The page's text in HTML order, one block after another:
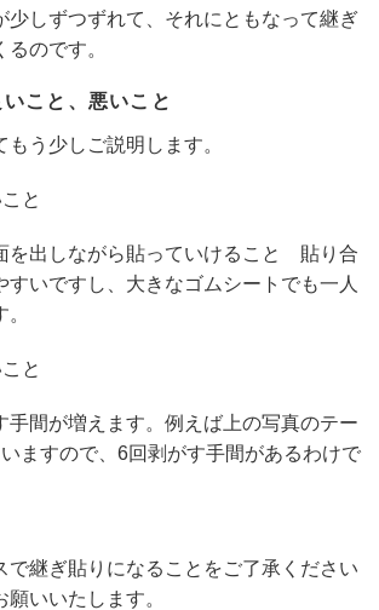
少しずつずれて、それにともなって継ぎ
のです。
こと、悪いこと
う少しご説明します。
と
を出しながら貼っていけること 貼り合
すいですし、大きなゴムシートでも一人
と
手間が増えます。例えば上の写真のテー
ますので、6回剥がす手間があるわけで
で継ぎ貼りになることをご了承ください
いいたします。